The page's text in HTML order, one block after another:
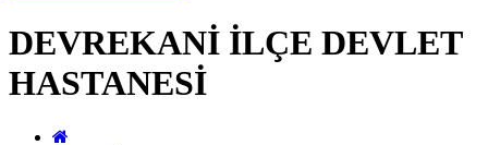
DEVREKANİ İLÇE DEVLET
HASTANESİ